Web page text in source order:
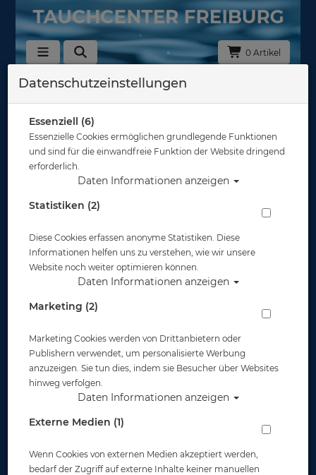
0 Artikel
Zurück
Mares Geräteflosse Superchannel - OH -
Artikelnr.: mar-410012OHmaster
Datenschutzeinstellungen
Essenziell (6)
Essenzielle Cookies ermöglichen grundlegende Funktionen
und sind für die einwandfreie Funktion der Website dringend
erforderlich.
Daten Informationen anzeigen
Statistiken (2)
Diese Cookies erfassen anonyme Statistiken. Diese
Informationen helfen uns zu verstehen, wie wir unsere
Website noch weiter optimieren können.
Daten Informationen anzeigen
Marketing (2)
Marketing Cookies werden von Drittanbietern oder
Publishern verwendet, um personalisierte Werbung
anzuzeigen. Sie tun dies, indem sie Besucher über Websites
hinweg verfolgen.
Daten Informationen anzeigen
Externe Medien (1)
Wenn Cookies von externen Medien akzeptiert werden,
bedarf der Zugriff auf externe Inhalte keiner manuellen